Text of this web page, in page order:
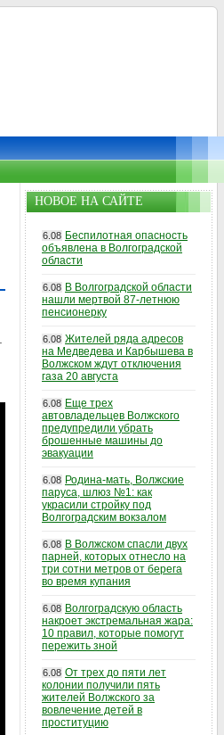
НОВОЕ НА САЙТЕ
6.08 Беспилотная опасность
объявлена в Волгоградской
области
6.08 В Волгоградской области
нашли мертвой 87-летнюю
пенсионерку
6.08 Жителей ряда адресов
на Медведева и Карбышева в
Волжском ждут отключения
газа 20 августа
6.08 Еще трех
автовладельцев Волжского
предупредили убрать
брошенные машины до
эвакуации
6.08 Родина-мать, Волжские
паруса, шлюз №1: как
украсили стройку под
Волгоградским вокзалом
6.08 В Волжском спасли двух
парней, которых отнесло на
три сотни метров от берега
во время купания
6.08 Волгоградскую область
накроет экстремальная жара:
10 правил, которые помогут
пережить зной
6.08 От трех до пяти лет
колонии получили пять
жителей Волжского за
вовлечение детей в
проституцию